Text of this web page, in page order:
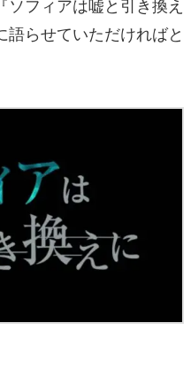
らせていただければと